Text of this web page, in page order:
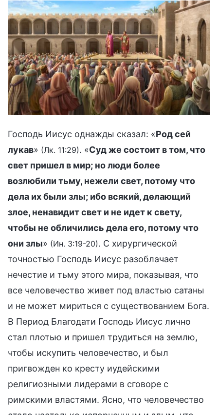
Господь Иисус однажды сказал: «Род сей
лукав» (Лк. 11:29). «Суд же состоит в том, что
свет пришел в мир; но люди более
возлюбили тьму, нежели свет, потому что
дела их были злы; ибо всякий, делающий
злое, ненавидит свет и не идет к свету,
чтобы не обличились дела его, потому что
они злы» (Ин. 3:19-20). С хирургической
точностью Господь Иисус разоблачает
нечестие и тьму этого мира, показывая, что
все человечество живет под властью сатаны
и не может мириться с существованием Бога.
В Период Благодати Господь Иисус лично
стал плотью и пришел трудиться на землю,
чтобы искупить человечество, и был
пригвожден ко кресту иудейскими
религиозными лидерами в сговоре с
римскими властями. Ясно, что человечество